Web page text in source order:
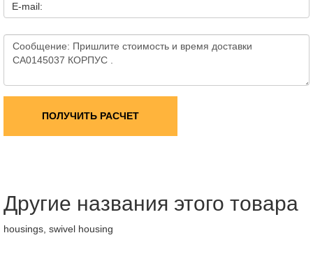
E-mail:
ПОЛУЧИТЬ РАСЧЕТ
Другие названия этого товара
housings, swivel housing